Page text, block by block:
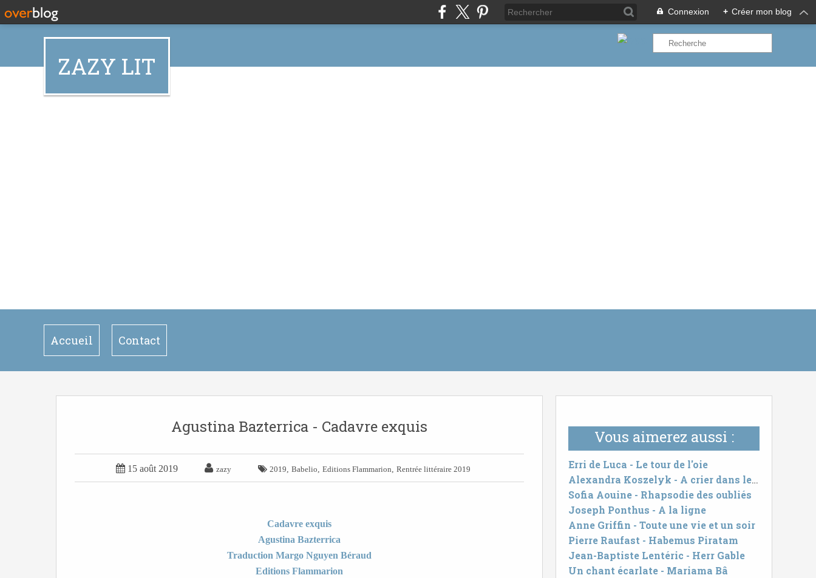
Connexion + Créer mon blog
ZAZY LIT
Accueil Contact
Vous aimerez aussi :
Erri de Luca - Le tour de l'oie
Alexandra Koszelyk - A crier dans les ruines
Sofia Aouine - Rhapsodie des oubliés
Joseph Ponthus - A la ligne
Anne Griffin - Toute une vie et un soir
Pierre Raufast - Habemus Piratam
Jean-Baptiste Lentéric - Herr Gable
Un chant écarlate - Mariama Bâ
Agustina Bazterrica - Cadavre exquis
 15 août 2019  zazy  2019 Babelio Editions Flammarion Rentrée littéraire 2019
Cadavre exquis
Agustina Bazterrica
Traduction Margo Nguyen Béraud
Editions Flammarion